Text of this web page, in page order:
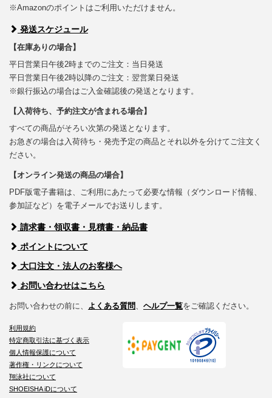
※Amazonのポイントはご利用いただけません。
発送スケジュール
【在庫ありの場合】
平日営業日午後2時までのご注文：当日発送
平日営業日午後2時以降のご注文：翌営業日発送
※銀行振込の場合はご入金確認後の発送となります。
【入荷待ち、予約注文が含まれる場合】
すべての商品がそろい次第の発送となります。
お急ぎの場合は入荷待ち・発売予定の商品とそれ以外を分けてご注文く
ださい。
【オンライン発送の商品の場合】
PDF版電子書籍は、ご利用にあたって必要な情報（ダウンロード情報、
参加証など）を電子メールでお送りします。
請求書・領収書・見積書・納品書
ポイントについて
大口注文・法人のお客様へ
お問い合わせはこちら
お問い合わせの前に、 よくある質問、 ヘルプ一覧をご確認ください。
利用規約
特定商取引法に基づく表示
個人情報保護について
著作権・リンクについて
翔泳社について
SHOEISHA iDについて